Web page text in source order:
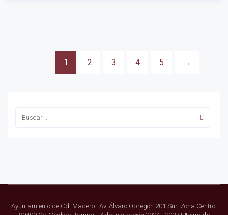
1 2 3 4 5 →
Ayuntamiento de Cd. Madero | Av. Álvaro Obregón 201 Sur, Zona Centro,